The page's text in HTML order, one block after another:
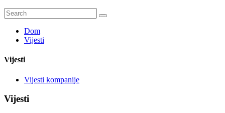
Dom
Vijesti
Vijesti
Vijesti kompanije
Vijesti